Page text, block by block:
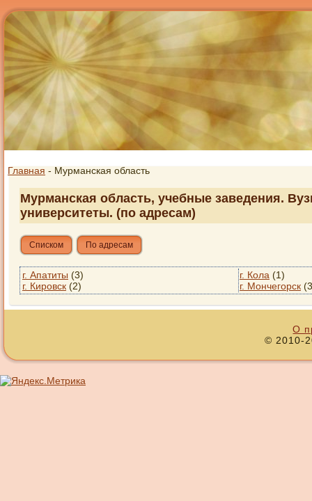
Главная - Мурманская область
Мурманская область, учебные заведения.
университеты. (по адресам)
Списком По адресам
г. Апатиты (3)
г. Кировск (2)
г. Кола (1)
г. Мончегорск
О
© 2010-